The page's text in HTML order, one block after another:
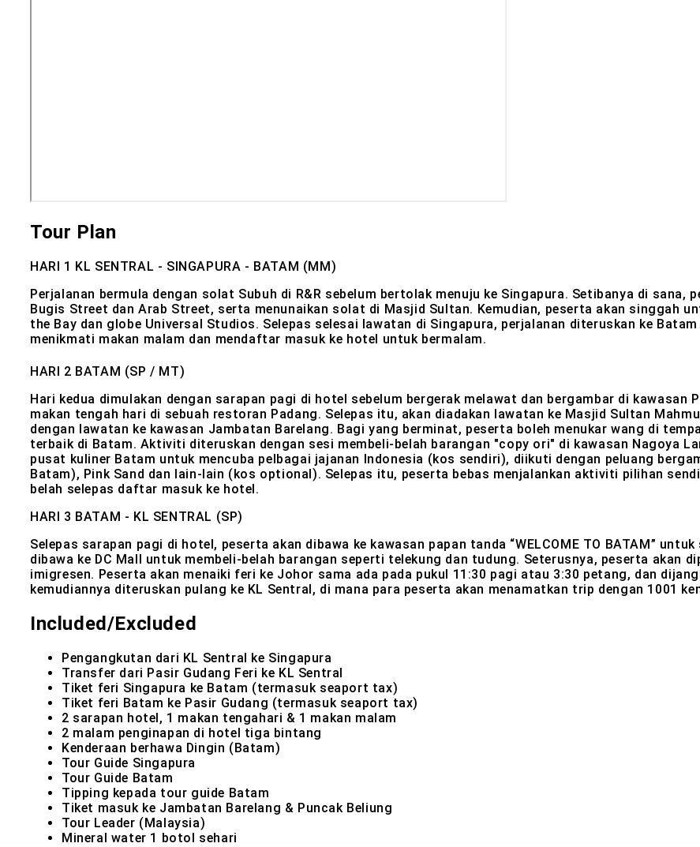
Tour Plan
HARI 1 KL SENTRAL - SINGAPURA - BATAM (MM)
Perjalanan bermula dengan solat Subuh di R&R sebelum bertolak menuju ke Singapura. Setibanya di sana,
Bugis Street dan Arab Street, serta menunaikan solat di Masjid Sultan. Kemudian, peserta akan singgah
the Bay dan globe Universal Studios. Selepas selesai lawatan di Singapura, perjalanan diteruskan ke
menikmati makan malam dan mendaftar masuk ke hotel untuk bermalam.
HARI 2 BATAM (SP / MT)
Hari kedua dimulakan dengan sarapan pagi di hotel sebelum bergerak melawat dan bergambar di kawasan
makan tengah hari di sebuah restoran Padang. Selepas itu, akan diadakan lawatan ke Masjid Sultan
dengan lawatan ke kawasan Jambatan Barelang. Bagi yang berminat, peserta boleh menukar wang di
terbaik di Batam. Aktiviti diteruskan dengan sesi membeli-belah barangan "copy ori" di kawasan Nagoya
pusat kuliner Batam untuk mencuba pelbagai jajanan Indonesia (kos sendiri), diikuti dengan peluang
Batam), Pink Sand dan lain-lain (kos optional). Selepas itu, peserta bebas menjalankan aktiviti pilihan
belah selepas daftar masuk ke hotel.
HARI 3 BATAM - KL SENTRAL (SP)
Selepas sarapan pagi di hotel, peserta akan dibawa ke kawasan papan tanda “WELCOME TO BATAM”
dibawa ke DC Mall untuk membeli-belah barangan seperti telekung dan tudung. Seterusnya, peserta akan
imigresen. Peserta akan menaiki feri ke Johor sama ada pada pukul 11:30 pagi atau 3:30 petang, dan
kemudiannya diteruskan pulang ke KL Sentral, di mana para peserta akan menamatkan trip dengan 1001
Included/Excluded
Pengangkutan dari KL Sentral ke Singapura
Transfer dari Pasir Gudang Feri ke KL Sentral
Tiket feri Singapura ke Batam (termasuk seaport tax)
Tiket feri Batam ke Pasir Gudang (termasuk seaport tax)
2 sarapan hotel, 1 makan tengahari & 1 makan malam
2 malam penginapan di hotel tiga bintang
Kenderaan berhawa Dingin (Batam)
Tour Guide Singapura
Tour Guide Batam
Tipping kepada tour guide Batam
Tiket masuk ke Jambatan Barelang & Puncak Beliung
Tour Leader (Malaysia)
Mineral water 1 botol sehari